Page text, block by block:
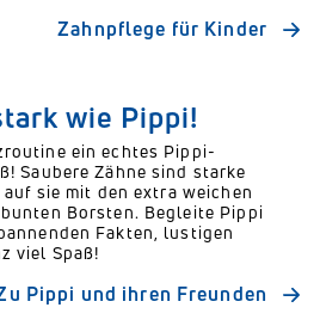
Zahnpflege für Kinder
wie Pippi!
ein echtes Pippi-
Saubere Zähne sind starke
sie mit den extra weichen
Borsten. Begleite Pippi
Fakten, lustigen
viel Spaß!
Pippi und ihren Freunden